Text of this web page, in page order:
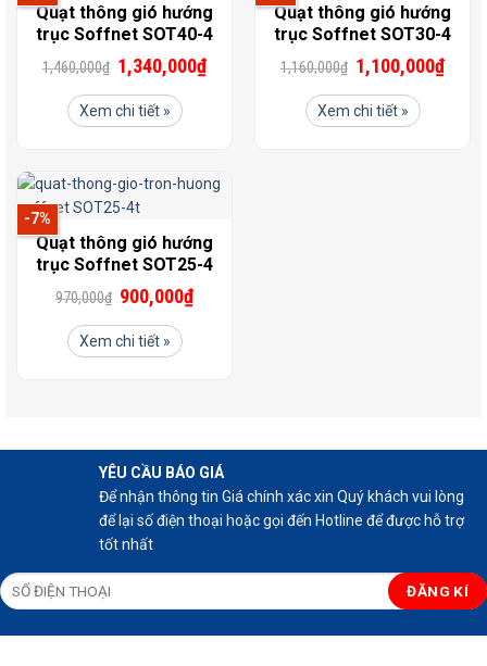
Quạt thông gió hướng
trục Soffnet SOT40-4
1,460,000₫ 1,340,000₫
Xem chi tiết »
Quạt thông gió hướng
trục Soffnet SOT30-4
1,160,000₫ 1,100,000₫
Xem chi tiết »
-7%
Quạt thông gió hướng
trục Soffnet SOT25-4
970,000₫ 900,000₫
Xem chi tiết »
YÊU CẦU BÁO GIÁ
Để nhận thông tin Giá chính xác xin Quý khách vui lòng
để lại số điện thoại hoặc gọi đến Hotline để được hỗ trợ
tốt nhất